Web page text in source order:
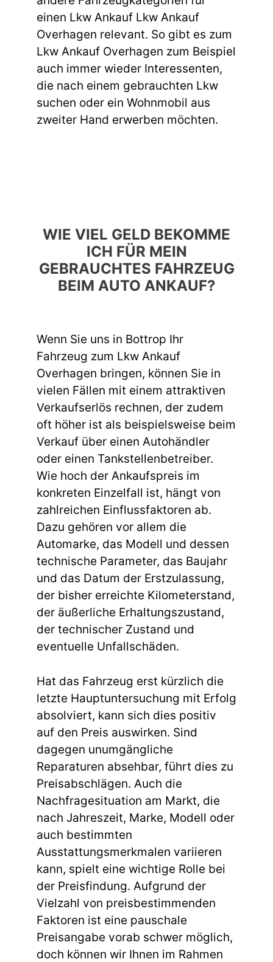
einen Lkw Ankauf Lkw Ankauf
Overhagen relevant. So gibt es zum
Lkw Ankauf Overhagen zum Beispiel
auch immer wieder Interessenten,
die nach einem gebrauchten Lkw
suchen oder ein Wohnmobil aus
zweiter Hand erwerben möchten.
WIE VIEL GELD BEKOMME
ICH FÜR MEIN
GEBRAUCHTES FAHRZEUG
BEIM AUTO ANKAUF?
Wenn Sie uns in Bottrop Ihr
Fahrzeug zum Lkw Ankauf
Overhagen bringen, können Sie in
vielen Fällen mit einem attraktiven
Verkaufserlös rechnen, der zudem
oft höher ist als beispielsweise beim
Verkauf über einen Autohändler
oder einen Tankstellenbetreiber.
Wie hoch der Ankaufspreis im
konkreten Einzelfall ist, hängt von
zahlreichen Einflussfaktoren ab.
Dazu gehören vor allem die
Automarke, das Modell und dessen
technische Parameter, das Baujahr
und das Datum der Erstzulassung,
der bisher erreichte Kilometerstand,
der äußerliche Erhaltungszustand,
der technischer Zustand und
eventuelle Unfallschäden.
Hat das Fahrzeug erst kürzlich die
letzte Hauptuntersuchung mit Erfolg
absolviert, kann sich dies positiv
auf den Preis auswirken. Sind
dagegen unumgängliche
Reparaturen absehbar, führt dies zu
Preisabschlägen. Auch die
Nachfragesituation am Markt, die
nach Jahreszeit, Marke, Modell oder
auch bestimmten
Ausstattungsmerkmalen variieren
kann, spielt eine wichtige Rolle bei
der Preisfindung. Aufgrund der
Vielzahl von preisbestimmenden
Faktoren ist eine pauschale
Preisangabe vorab schwer möglich,
doch können wir Ihnen im Rahmen